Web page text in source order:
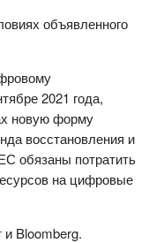
объявленного
2021 года,
новую форму
восстановления и
обязаны потратить
на цифровые
и Bloomberg.